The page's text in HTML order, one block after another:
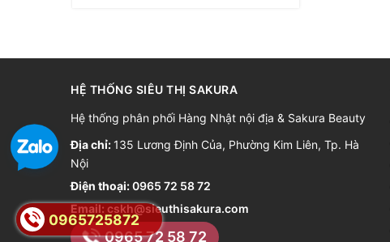
HỆ THỐNG SIÊU THỊ SAKURA
Hệ thống phân phối Hàng Nhật nội địa & Sakura Beauty
Địa chỉ: 135 Lương Định Của, Phường Kim Liên, Tp. Hà
Nội
Điện thoại:0965 72 58 72
Email: cskh@sieuthisakura.com
0965 72 58 72
0965725872